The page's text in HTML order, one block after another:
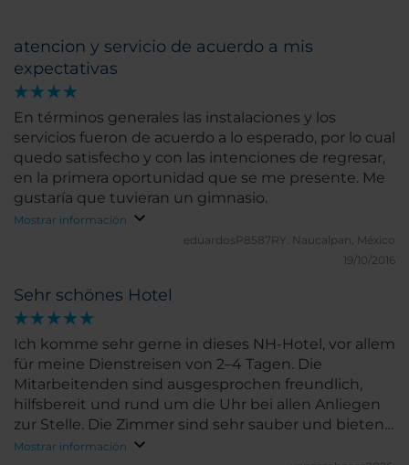
atencion y servicio de acuerdo a mis
expectativas
En términos generales las instalaciones y los
servicios fueron de acuerdo a lo esperado, por lo cual
quedo satisfecho y con las intenciones de regresar,
en la primera oportunidad que se me presente. Me
gustaría que tuvieran un gimnasio.
Mostrar información
eduardosP8587RY. Naucalpan, México
19/10/2016
Sehr schönes Hotel
Ich komme sehr gerne in dieses NH-Hotel, vor allem
für meine Dienstreisen von 2–4 Tagen. Die
Mitarbeitenden sind ausgesprochen freundlich,
hilfsbereit und rund um die Uhr bei allen Anliegen
zur Stelle. Die Zimmer sind sehr sauber und bieten
eine angenehme Wohlfühlatmosphäre. Besonders
Mostrar información